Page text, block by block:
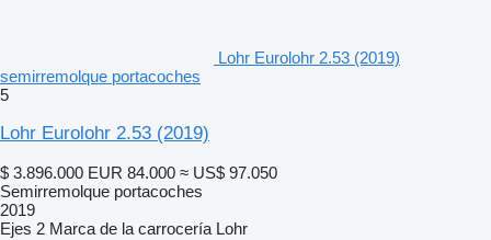
Lohr Eurolohr 2.53 (2019)
semirremolque portacoches
5
Lohr Eurolohr 2.53 (2019)
$ 3.896.000 EUR 84.000 ≈ US$ 97.050
Semirremolque portacoches
2019
Ejes 2 Marca de la carrocería Lohr